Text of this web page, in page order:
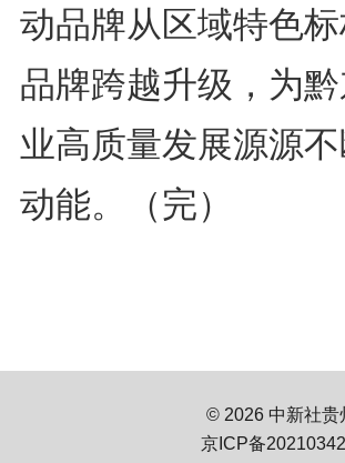
动品牌从区域特色
品牌跨越升级，为
业高质量发展源源
动能。（完）
© 2026 中新社贵
京ICP备